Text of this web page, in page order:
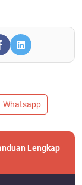
Whatsapp
Lengkap